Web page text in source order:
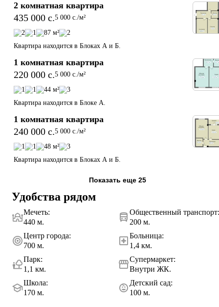
медицинские учреждения и остановки общественного
транспорта, что делает проживание максимально удобным.
ЖК «Кайрокум» — это современное пространство для
где гармонично сочетаются комфорт, безопасность и
в одном проекте в сердце Гулистона.
2 комнатная квартира
435 000 c.5 000 c./м²
2 1 87 м²
2
Квартира находится в Блоках А и Б.
1 комнатная квартира
220 000 c.5 000 c./м²
1 1 44 м²
3
Квартира находится в Блоке А.
1 комнатная квартира
240 000 c.5 000 c./м²
1 1 48 м²
3
Квартира находится в Блоках А и Б.
Показать еще 25
Удобства рядом
Мечеть:
440 м.
Общественный транспорт:
200 м.
Центр города:
700 м.
Больница:
1,4 км.
Парк:
1,1 км.
Супермаркет:
Внутри ЖК.
Школа:
170 м.
Детский сад:
100 м.